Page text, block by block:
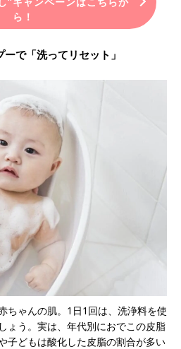
ら！
ーで「洗ってリセット」
ちゃんの肌。1日1回は、洗浄料を使
ょう。実は、年代別におでこの皮脂
子どもは酸化した皮脂の割合が多い